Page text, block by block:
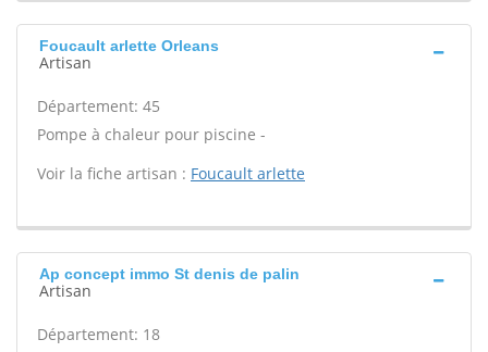
Foucault arlette Orleans
Artisan
Département: 45
Pompe à chaleur pour piscine -
Voir la fiche artisan : Foucault arlette
Ap concept immo St denis de palin
Artisan
Département: 18